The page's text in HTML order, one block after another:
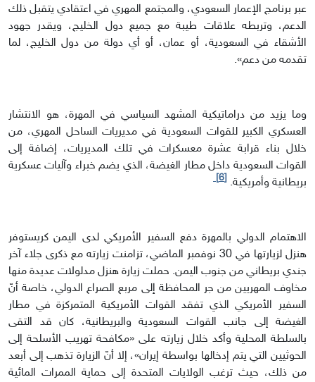
عبر برنامج الإعمار السعودي، والمجتمع المهري في اعتقادي يتقبل ذلك
الدعم، وتربطه علاقات طيبة مع جميع دول الخليج، ويقدر جهود
الأشقاء في السعودية، أو عمان، أو أي دولة من دول الخليج، لما
تقدمه من دعم».
وما يزيد من دراماتيكية المشهد السياسي في المهرة، هو الانتشار
العسكري الكبير للقوات السعودية في مديريات الساحل المهري، من
خلال بناء قرابة عشرة معسكرات في تلك المديريات، إضافة إلى
القوات السعودية داخل مطار الغيضة، الذي يضم خبراء وآليات عسكرية
بريطانية وأمريكية.
الاهتمام الدولي بالمهرة دفع السفير الأمريكي لدى اليمن كريستوفر
هنزل لزيارتها في 30 نوفمبر الماضي، تزامنت زيارته مع ذكرى جلاء آخر
جندي بريطاني من جنوب اليمن. حملت زيارة هنزل مدلولات عديدة منها
مخاوف المهريين من جر المحافظة إلى مربع الصراع الدولي، خاصة أنّ
السفير الأمريكي الذي تفقد القوات الأمريكية المتمركزة في مطار
الغيضة إلى جانب القوات السعودية والبريطانية، كان قد التقى
بالسلطة المحلية وأكد خلال زيارته على «مكافحة تهريب الأسلحة إلى
الحوثيين التي يتم إدخالها بواسطة إيران»، إلا أنّ الزيارة تذهب إلى أبعد
من ذلك، حيث ترغب الولايات المتحدة إلى حماية الممرات المائية